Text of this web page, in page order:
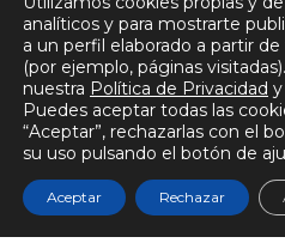
SERVICIOS
BLOG
AVISO LEGAL POLÍTICA DE
analíticos y para mostrarte
a un perfil elaborado a partir
(por ejemplo, páginas
nuestra Política de Privacidad
Puedes aceptar todas las
“Aceptar”, rechazarlas con el
su uso pulsando el botón de
Aceptar Rechazar